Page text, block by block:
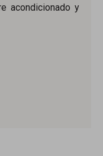
acondicionado y